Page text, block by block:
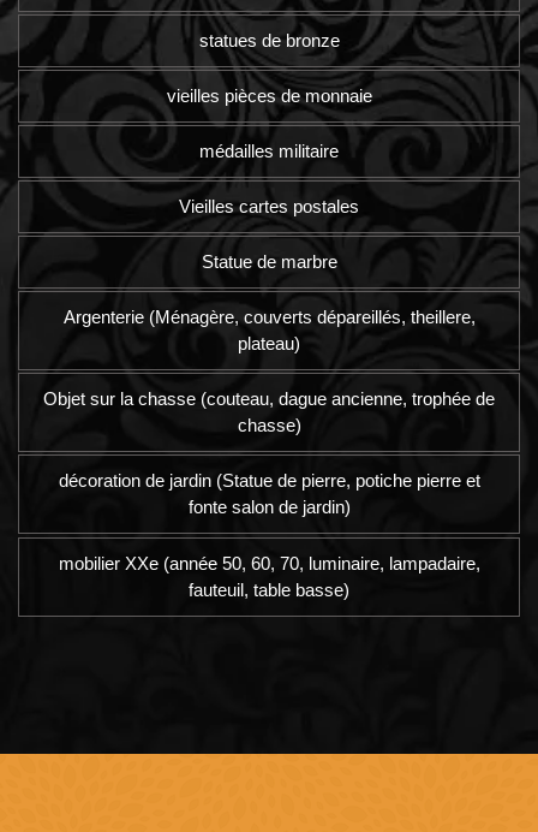
statues de bronze
vieilles pièces de monnaie
médailles militaire
Vieilles cartes postales
Statue de marbre
Argenterie (Ménagère, couverts dépareillés, theillere,
plateau)
Objet sur la chasse (couteau, dague ancienne, trophée de
chasse)
décoration de jardin (Statue de pierre, potiche pierre et
fonte salon de jardin)
mobilier XXe (année 50, 60, 70, luminaire, lampadaire,
fauteuil, table basse)